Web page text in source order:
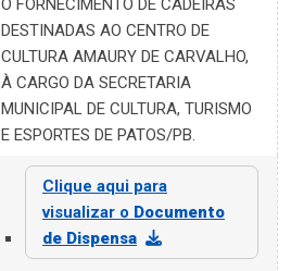
O FORNECIMENTO DE CADEIRAS
DESTINADAS AO CENTRO DE
CULTURA AMAURY DE CARVALHO,
À CARGO DA SECRETARIA
MUNICIPAL DE CULTURA, TURISMO
E ESPORTES DE PATOS/PB.
Clique aqui para
visualizar o Documento
de Dispensa